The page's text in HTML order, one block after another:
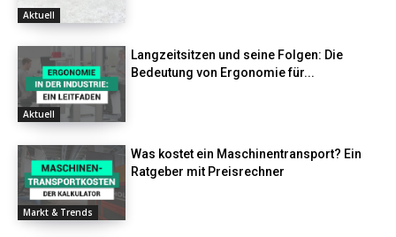
Aktuell
Aktuell
Langzeitsitzen und seine Folgen: Die
Bedeutung von Ergonomie für...
Markt & Trends
Was kostet ein Maschinentransport? Ein
Ratgeber mit Preisrechner